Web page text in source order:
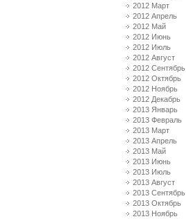
2012 Март
2012 Апрель
2012 Май
2012 Июнь
2012 Июль
2012 Август
2012 Сентябрь
2012 Октябрь
2012 Ноябрь
2012 Декабрь
2013 Январь
2013 Февраль
2013 Март
2013 Апрель
2013 Май
2013 Июнь
2013 Июль
2013 Август
2013 Сентябрь
2013 Октябрь
2013 Ноябрь